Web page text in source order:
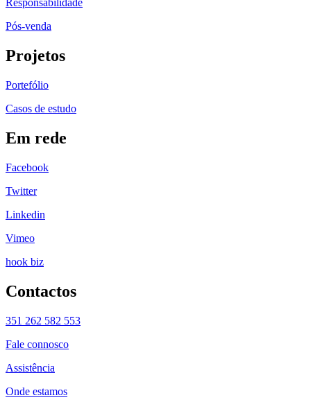
Responsabilidade
Pós-venda
Projetos
Portefólio
Casos de estudo
Em rede
Facebook
Twitter
Linkedin
Vimeo
hook biz
Contactos
351 262 582 553
Fale connosco
Assistência
Onde estamos